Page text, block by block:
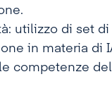
utilizzo di set
in materia di
competenze